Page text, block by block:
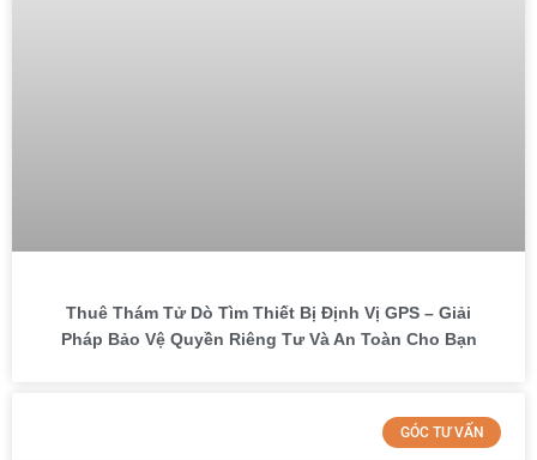
Thuê Thám Tử Dò Tìm Thiết Bị Định Vị GPS – Giải
Pháp Bảo Vệ Quyền Riêng Tư Và An Toàn Cho Bạn
GÓC TƯ VẤN